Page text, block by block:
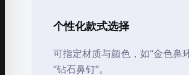
个性化款式选择
可指定材质与颜色，如“金色鼻环
“钻石鼻钉”。